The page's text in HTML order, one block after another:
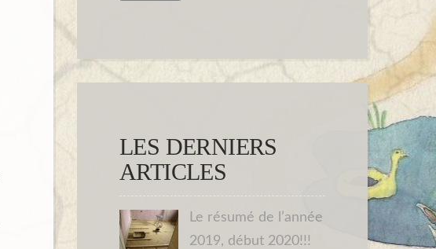
LES DERNIERS
ARTICLES
Le résumé de l’année
2019, début 2020!!!